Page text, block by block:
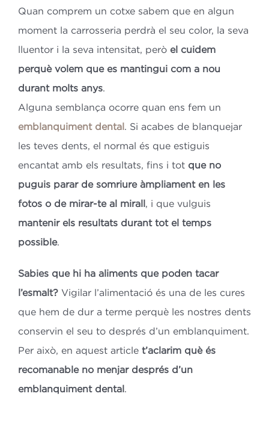
Quan comprem un cotxe sabem que en algun
moment la carrosseria perdrà el seu color, la seva
lluentor i la seva intensitat, però el cuidem
perquè volem que es mantingui com a nou
durant molts anys.
Alguna semblança ocorre quan ens fem un
emblanquiment dental. Si acabes de blanquejar
les teves dents, el normal és que estiguis
encantat amb els resultats, fins i tot que no
puguis parar de somriure àmpliament en les
fotos o de mirar-te al mirall, i que vulguis
mantenir els resultats durant tot el temps
possible.
Sabies que hi ha aliments que poden tacar
l’esmalt? Vigilar l’alimentació és una de les cures
que hem de dur a terme perquè les nostres dents
conservin el seu to després d’un emblanquiment.
Per això, en aquest article t’aclarim què és
recomanable no menjar després d’un
emblanquiment dental.